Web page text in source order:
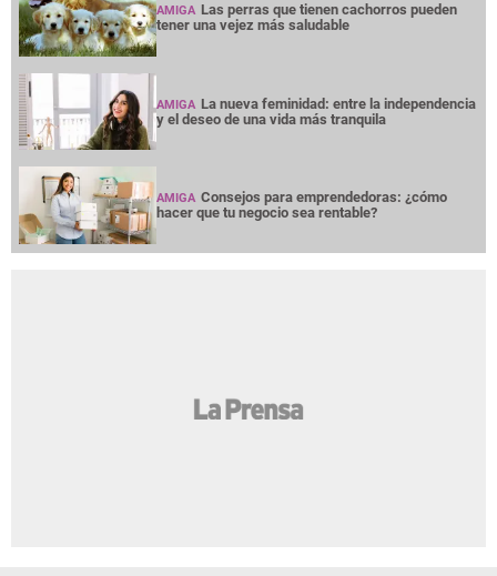
AMIGA Las perras que tienen cachorros pueden
tener una vejez más saludable
AMIGA La nueva feminidad: entre la independencia
y el deseo de una vida más tranquila
AMIGA Consejos para emprendedoras: ¿cómo
hacer que tu negocio sea rentable?